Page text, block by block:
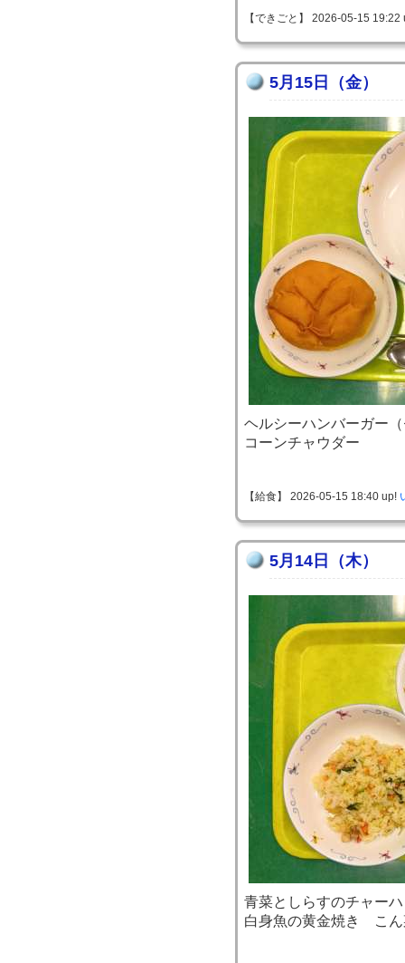
【できごと】 2026-05-15
5月15日（金）
ヘルシーハンバーガー
コーンチャウダー
【給食】 2026-05-15 18:40 up!
5月14日（木）
青菜としらすのチャー
白身魚の黄金焼き こん